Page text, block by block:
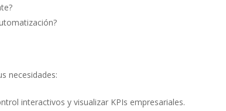
necesidades:
interactivos y visualizar KPIs empresariales.